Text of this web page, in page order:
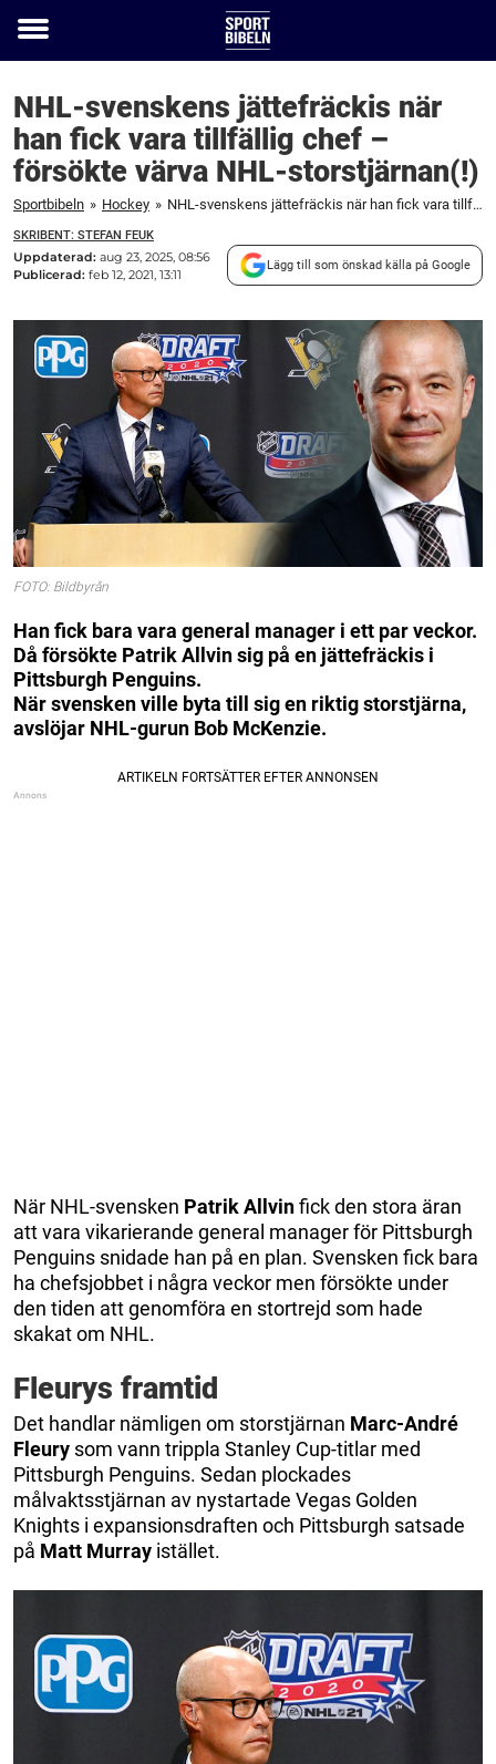
Toggle
NHL-svenskens jättefräckis när
han fick vara tillfällig chef –
försökte värva NHL-storstjärnan(!)
Sportbibeln » Hockey » NHL-svenskens jättefräckis när han fick vara tillfällig chef – försökte värva NHL-storstjärnan(!)
SKRIBENT: STEFAN FEUK
Uppdaterad: aug 23, 2025, 08:56
Publicerad: feb 12, 2021, 13:11
Lägg till som önskad källa på Google
FOTO: Bildbyrån
Han fick bara vara general manager i ett par veckor.
Då försökte Patrik Allvin sig på en jättefräckis i
Pittsburgh Penguins.
När svensken ville byta till sig en riktig storstjärna,
avslöjar NHL-gurun Bob McKenzie.
När NHL-svensken Patrik Allvinfick den stora äran
att vara vikarierande general manager för Pittsburgh
Penguins snidade han på en plan. Svensken fick bara
ha chefsjobbet i några veckor men försökte under
den tiden att genomföra en stortrejd som hade
skakat om NHL.
Fleurys framtid
Det handlar nämligen om storstjärnan Marc-André
Fleury som vann trippla Stanley Cup-titlar med
Pittsburgh Penguins. Sedan plockades
målvaktsstjärnan av nystartade Vegas Golden
Knights i expansionsdraften och Pittsburgh satsade
på Matt Murray istället.